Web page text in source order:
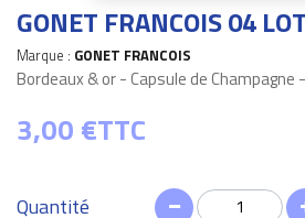
GONET FRANCOIS 04
Marque : GONET FRANCOIS
Bordeaux & or - Capsule de Champagne
3,00 €TTC
Quantité